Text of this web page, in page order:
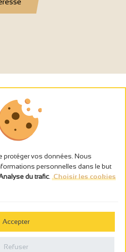
pour la santé, à consommer avec
vos données. Nous
personnelles dans le but
du trafic Choisir les cookies
Accepter
Refuser